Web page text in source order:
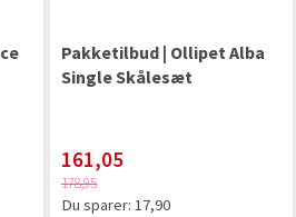
Pakketilbud | Ollipet Alba
Single Skålesæt
161,05
178,95
Du sparer: 17,90